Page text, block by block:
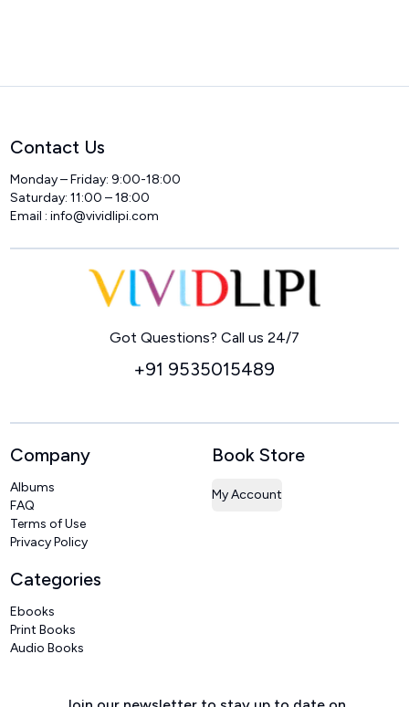
Contact Us
Monday – Friday: 9:00-18:00
Saturday: 11:00 – 18:00
Email :info@vividlipi.com
Got Questions? Call us 24/7
+91 9535015489
Company
Albums
FAQ
Terms of Use
Privacy Policy
Book Store
My Account
Categories
Ebooks
Print Books
Audio Books